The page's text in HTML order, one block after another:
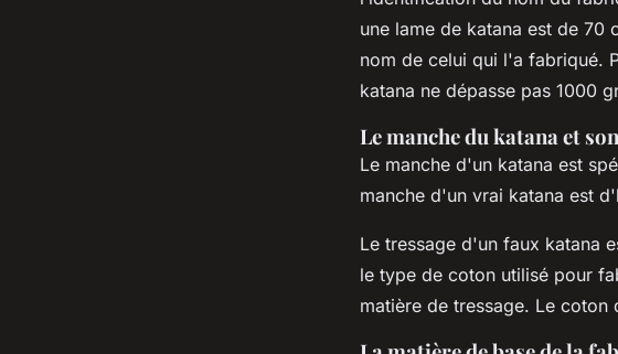
une lame de katana est de 70
nom de celui qui l'a fabriqué.
katana ne dépasse pas 1000
Le manche du katana et
Le manche d'un katana est
manche d'un vrai katana est
Le tressage d'un faux katana
le type de coton utilisé pour
matière de tressage. Le